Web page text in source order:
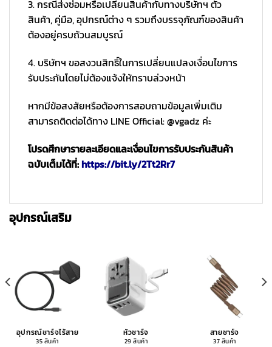
3. กรณีส่งซ่อมหรือเปลี่ยนสินค้ากับทางบริษัทฯ ตัว
สินค้า, คู่มือ, อุปกรณ์ต่าง ๆ รวมถึงบรรจุภัณฑ์ของสินค้า
ต้องอยู่ครบถ้วนสมบูรณ์
4. บริษัทฯ ขอสงวนสิทธิ์ในการเปลี่ยนแปลงเงื่อนไขการ
รับประกันโดยไม่ต้องแจ้งให้ทราบล่วงหน้า
หากมีข้อสงสัยหรือต้องการสอบถามข้อมูลเพิ่มเติม
สามารถติดต่อได้ทาง LINE Official: @vgadz ค่ะ
โปรดศึกษารายละเอียดและเงื่อนไขการรับประกันสินค้า
ฉบับเต็มได้ที่:https://bit.ly/2Tt2Rr7
อุปกรณ์เสริม
อุปกรณ์ชาร์จไร้สาย
35 สินค้า
หัวชาร์จ
29 สินค้า
สายชาร์จ
37 สินค้า